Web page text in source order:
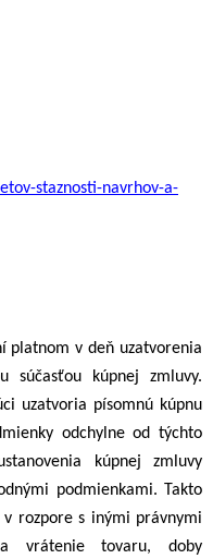
staznosti-navrhov-a-
platnom v deň uzatvorenia
súčasťou kúpnej zmluvy.
uzatvoria písomnú kúpnu
odchylne od týchto
kúpnej zmluvy
podmienkami. Takto
rozpore s inými právnymi
vrátenie tovaru, doby